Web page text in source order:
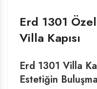
Erd 1301
Villa Kapısı
Erd 1301 Villa
Estetiğin